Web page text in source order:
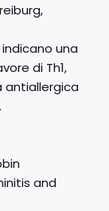
una
di Th1,
antiallergica
and